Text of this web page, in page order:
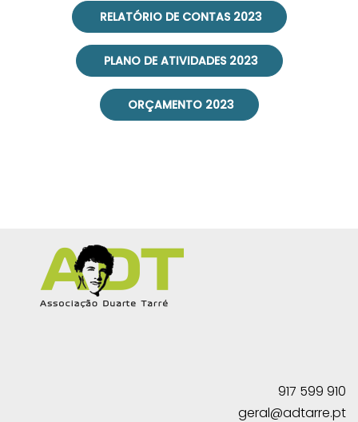
RELATÓRIO DE CONTAS 2023
PLANO DE ATIVIDADES 2023
ORÇAMENTO 2023
917 599 910
geral@adtarre.pt